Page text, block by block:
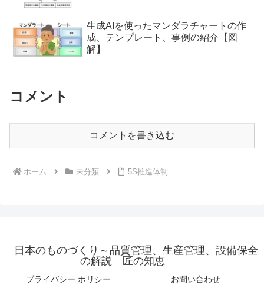
生成AIを使ったマンダラチャートの作
成、テンプレート、事例の紹介【図
解】
コメント
コメントを書き込む
ホーム 未分類 5S推進体制
日本のものづくり～品質管理、生産管理、設備保全
の解説 匠の知恵
プライバシー ポリシー お問い合わせ